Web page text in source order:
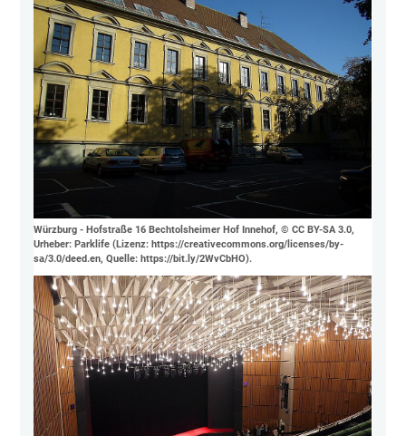
Würzburg - Hofstraße 16 Bechtolsheimer Hof Innehof, © CC BY-SA 3.0,
Urheber: Parklife (Lizenz: https://creativecommons.org/licenses/by-
sa/3.0/deed.en, Quelle: https://bit.ly/2WvCbHO).